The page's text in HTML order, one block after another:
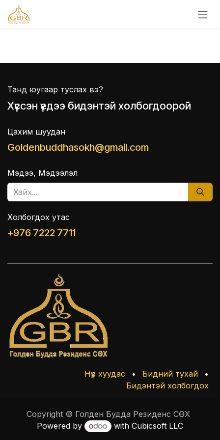
Skip to Content
Танд юугаар туслах вэ?
Хүссэн үедээ бидэнтэй холбогдоорой
Цахим шуудан
Goldenbuddhasokh@gmail.com
Мэдээ, Мэдээлэл
Холбогдох утас
+976 7222 7711
Нүүр хуудас • Бидний тухай
•
Бидэнтэй холбогдох
Copyright © Голден Будда Резиденс СӨХ
Powered by
with Cubicsoft LLC